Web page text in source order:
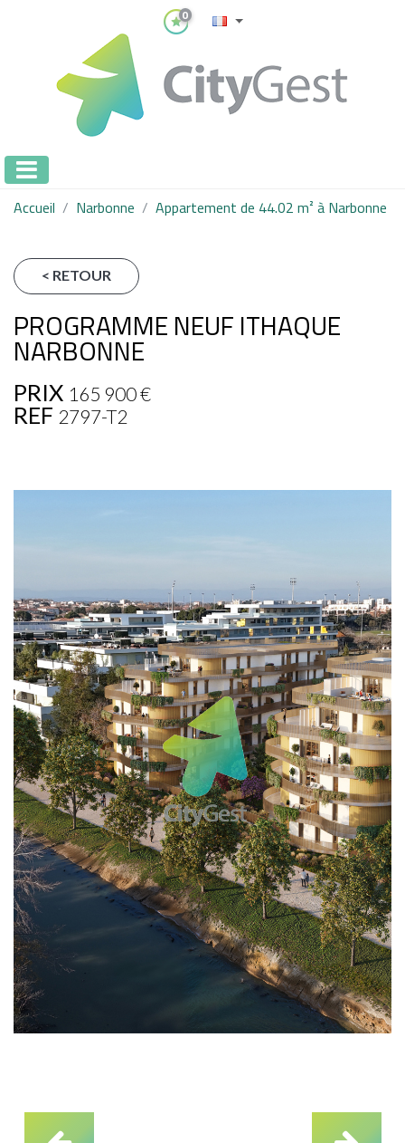
0
Accueil Narbonne Appartement de 44.02 m² à Narbonne
< RETOUR
PROGRAMME NEUF ITHAQUE
NARBONNE
PRIX 165 900€
REF 2797-T2